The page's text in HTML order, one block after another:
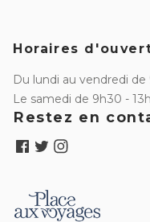
Horaires
Du lundi au vendredi de
Le samedi de 9h30 -
Restez en
Facebook
Twitter